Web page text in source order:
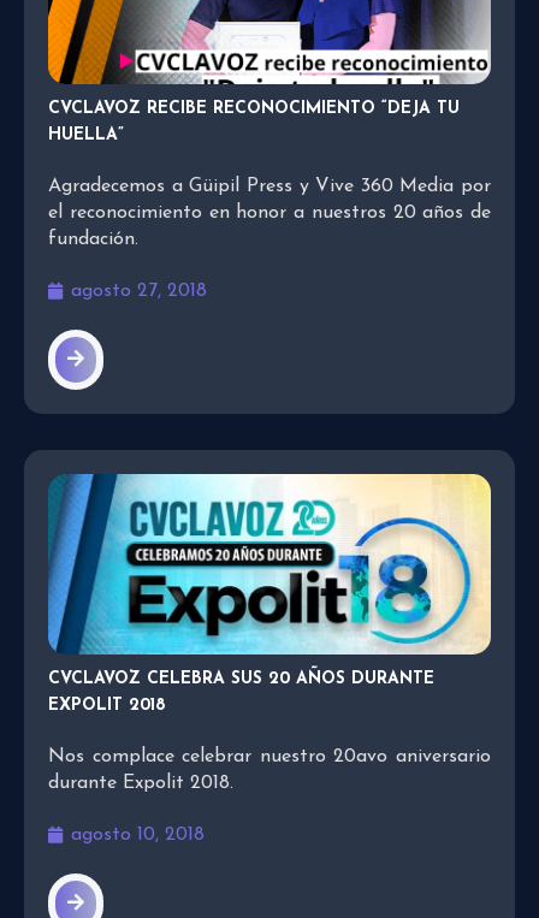
CVCLAVOZ RECIBE RECONOCIMIENTO “DEJA TU
HUELLA”
Agradecemos a Güipil Press y Vive 360 Media por
el reconocimiento en honor a nuestros 20 años de
fundación.
agosto 27, 2018
CVCLAVOZ CELEBRA SUS 20 AÑOS DURANTE
EXPOLIT 2018
Nos complace celebrar nuestro 20avo aniversario
durante Expolit 2018.
agosto 10, 2018